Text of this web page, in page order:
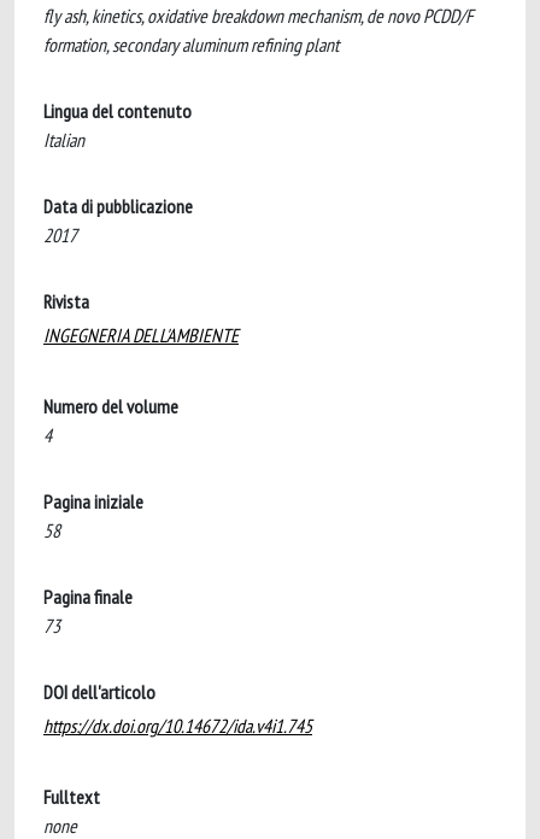
fly ash, kinetics, oxidative breakdown mechanism, de novo PCDD/F
formation, secondary aluminum refining plant
Lingua del contenuto
Italian
Data di pubblicazione
2017
Rivista
INGEGNERIA DELL'AMBIENTE
Numero del volume
4
Pagina iniziale
58
Pagina finale
73
DOI dell'articolo
https://dx.doi.org/10.14672/ida.v4i1.745
Fulltext
none